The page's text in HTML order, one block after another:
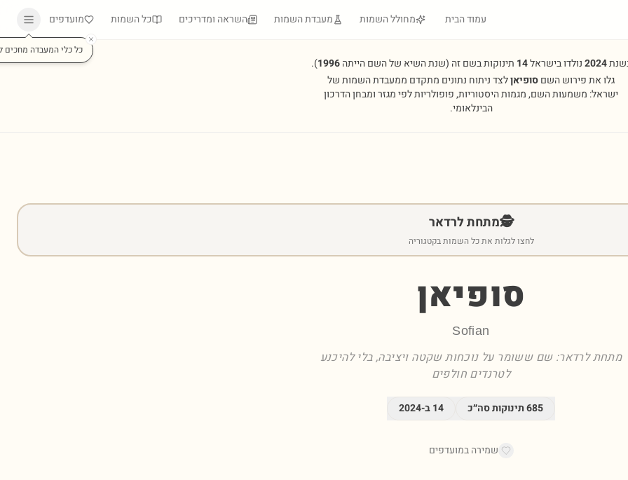
עמוד הבית מחולל השמות מעבדת השמות השראה ומדריכים כל השמות מועדפים
כל כלי המעבדה מחכים
2024נולדו בישראל14 תינוקות בשם זה (שנת השיא של השם הייתה1996
).
גלו את פירוש השםסופיאןלצד ניתוח נתונים מתקדם ממעבדת השמות של
ישראל: משמעות השם, מגמות היסטוריות, פופולריות לפי מגזר ומבחן הדרכון
הבינלאומי.
🕵️מתחת לרדאר
לחצו לגלות את כל השמות בקטגוריה
סופיאן
Sofian
מתחת לרדאר: שם ששומר על נוכחות שקטה ויציבה, בלי להיכנע
לטרנדים חולפים
685תינוקות סה״כ 14ב-2024
שמירה במועדפים